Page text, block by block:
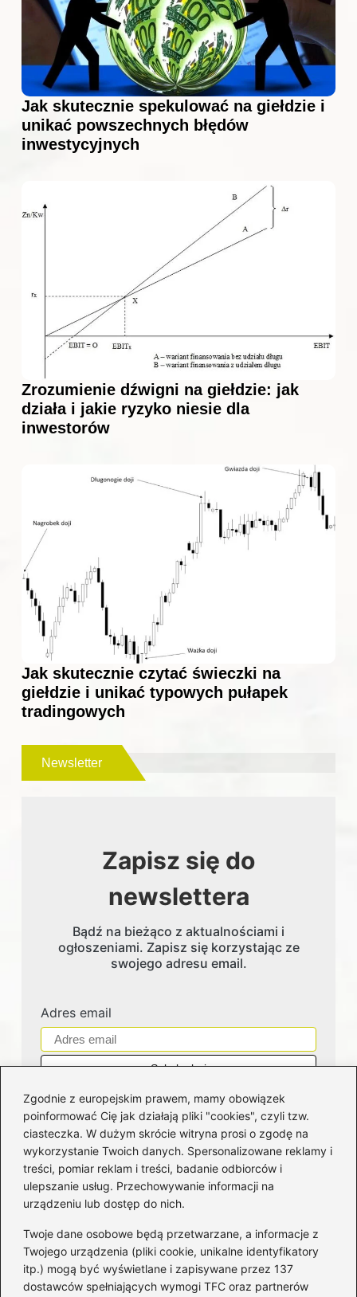
Zgodnie z europejskim prawem, mamy obowiązek
poinformować Cię jak działają pliki "cookies", czyli tzw.
ciasteczka. W dużym skrócie witryna prosi o zgodę na
wykorzystanie Twoich danych. Spersonalizowane reklamy i
treści, pomiar reklam i treści, badanie odbiorców i
ulepszanie usług. Przechowywanie informacji na
urządzeniu lub dostęp do nich.
Twoje dane osobowe będą przetwarzane, a informacje z
Twojego urządzenia (pliki cookie, unikalne identyfikatory
itp.) mogą być wyświetlane i zapisywane przez 137
dostawców spełniających wymogi TFC oraz partnerów
Jak skutecznie spekulować na giełdzie i
unikać powszechnych błędów
inwestycyjnych
Zrozumienie dźwigni na giełdzie: jak
działa i jakie ryzyko niesie dla
inwestorów
Jak skutecznie czytać świeczki na
giełdzie i unikać typowych pułapek
tradingowych
Newsletter
Zapisz się do
newslettera
Bądź na bieżąco z aktualnościami i
ogłoszeniami. Zapisz się korzystając ze
swojego adresu email.
Adres email
Kategorie
Bankowość (181)
Fundusze
(36)
Giełda(28)
Inwestycje(49)